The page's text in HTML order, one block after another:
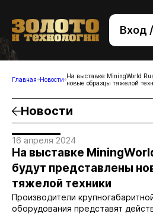
Вход
+7 (495)
Главная Новости На выставке MiningWorld
новые образцы тяжелой
Новости
16 апреля 2024
На выставке
будут представлены
тяжелой техники
Производители
оборудования представят